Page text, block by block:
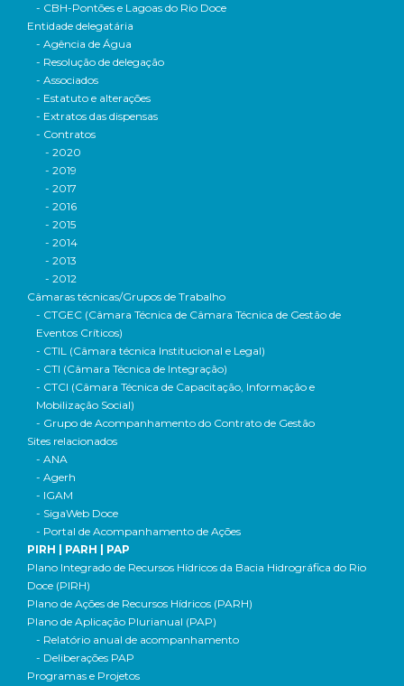
- CBH-Pontões e Lagoas do Rio Doce
Entidade delegatária
- Agência de Água
- Resolução de delegação
- Associados
- Estatuto e alterações
- Extratos das dispensas
- Contratos
- 2020
- 2019
- 2017
- 2016
- 2015
- 2014
- 2013
- 2012
Câmaras técnicas/Grupos de Trabalho
- CTGEC (Câmara Técnica de Câmara Técnica de Gestão de
Eventos Críticos)
- CTIL (Câmara técnica Institucional e Legal)
- CTI (Câmara Técnica de Integração)
- CTCI (Câmara Técnica de Capacitação, Informação e
Mobilização Social)
- Grupo de Acompanhamento do Contrato de Gestão
Sites relacionados
- ANA
- Agerh
- IGAM
- SigaWeb Doce
- Portal de Acompanhamento de Ações
PIRH | PARH | PAP
Plano Integrado de Recursos Hídricos da Bacia Hidrográfica do Rio
Doce (PIRH)
Plano de Ações de Recursos Hídricos (PARH)
Plano de Aplicação Plurianual (PAP)
- Relatório anual de acompanhamento
- Deliberações PAP
Programas e Projetos